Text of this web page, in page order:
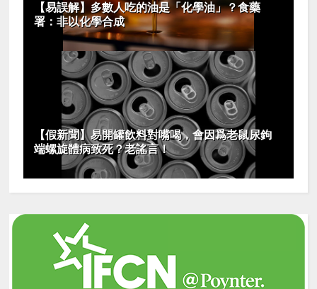
【易誤解】多數人吃的油是「化學油」？食藥
署：非以化學合成
【假新聞】易開罐飲料對嘴喝，會因爲老鼠尿鉤
端螺旋體病致死？老謠言！